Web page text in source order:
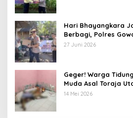
Hari Bhayangkara
Berbagi, Polres
Membutuhkan
27 Juni 2026
Geger! Warga
Muda Asal Toraja
Kamar Kos
14 Mei 2026